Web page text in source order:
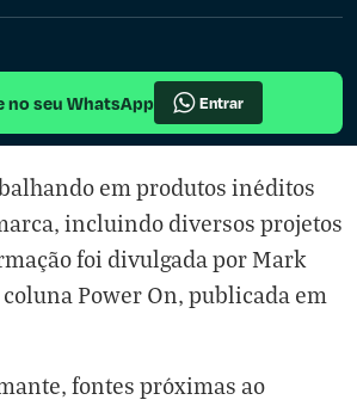
no seu WhatsApp Entrar
em produtos inéditos
incluindo diversos projetos
foi divulgada por Mark
Power On, publicada em
fontes próximas ao